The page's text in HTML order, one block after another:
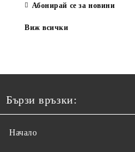
Абонирай се за новини
Виж всички
Бързи връзки:
Начало